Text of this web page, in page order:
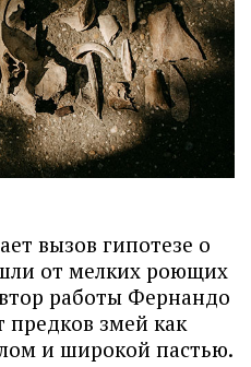
вызов гипотезе о
от мелких роющих
работы Фернандо
предков змей как
и широкой пастью.